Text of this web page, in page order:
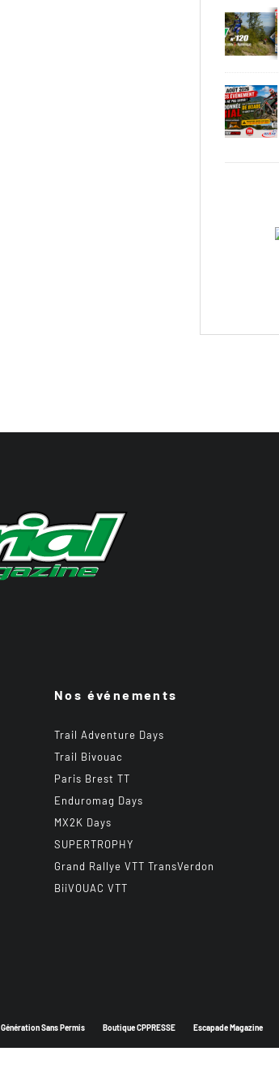
Nos événements
Trail Adventure Days
Trail Bivouac
Paris Brest TT
Enduromag Days
MX2K Days
SUPERTROPHY
Grand Rallye VTT TransVerdon
BiiVOUAC VTT
Génération Sans Permis Boutique CPPRESSE Escapade Magazine